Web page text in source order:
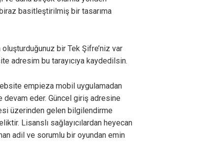
basitleştirilmiş bir tasarıma
bir Tek Şifre’niz var
adresim bu tarayıcıya kaydedilsin.
empieza mobil uygulamadan
devam eder. Güncel giriş adresine
üzerinden gelen bilgilendirme
Lisanslı sağlayıcılardan heyecan
adil ve sorumlu bir oyundan emin